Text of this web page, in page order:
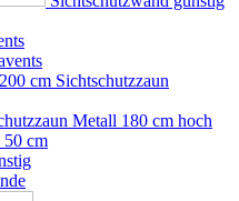
cm Sichtschutzzaun
Metall 180 cm hoch
50 cm